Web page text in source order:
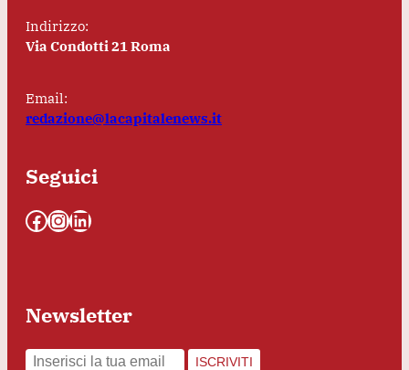
Indirizzo:
Via Condotti 21 Roma
Email:
redazione@lacapitalenews.it
Seguici
Facebook InstagramLinkedIn
Newsletter
ISCRIVITI